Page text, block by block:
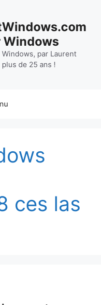
Windows
par Laurent
de 25 ans !
ces las